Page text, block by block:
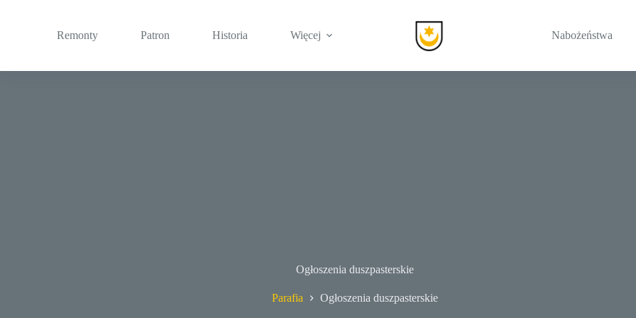
Remonty Patron Historia Więcej Nabożeństwa
Ogłoszenia duszpasterskie
Parafia Ogłoszenia duszpasterskie